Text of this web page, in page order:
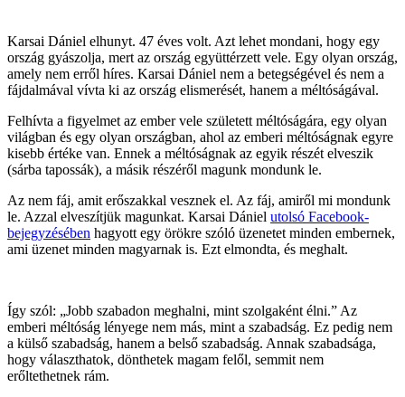
Karsai Dániel elhunyt. 47 éves volt. Azt lehet mondani, hogy egy
ország gyászolja, mert az ország együttérzett vele. Egy olyan ország,
amely nem erről híres. Karsai Dániel nem a betegségével és nem a
fájdalmával vívta ki az ország elismerését, hanem a méltóságával.
Felhívta a figyelmet az ember vele született méltóságára, egy olyan
világban és egy olyan országban, ahol az emberi méltóságnak egyre
kisebb értéke van. Ennek a méltóságnak az egyik részét elveszik
(sárba tapossák), a másik részéről magunk mondunk le.
Az nem fáj, amit erőszakkal vesznek el. Az fáj, amiről mi mondunk
le. Azzal elveszítjük magunkat. Karsai Dániel utolsó Facebook-
bejegyzésében hagyott egy örökre szóló üzenetet minden embernek,
ami üzenet minden magyarnak is. Ezt elmondta, és meghalt.
Így szól: „Jobb szabadon meghalni, mint szolgaként élni.” Az
emberi méltóság lényege nem más, mint a szabadság. Ez pedig nem
a külső szabadság, hanem a belső szabadság. Annak szabadsága,
hogy választhatok, dönthetek magam felől, semmit nem
erőltethetnek rám.